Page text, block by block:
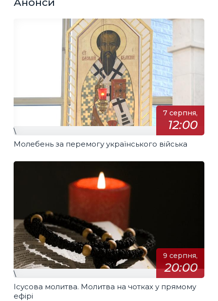
7 серпня,
12:00
\
Молебень за перемогу українського війська
9 серпня,
20:00
\
Ісусова молитва. Молитва на чотках у прямому
ефірі